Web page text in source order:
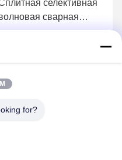
селективная
сварная
YS-320S для
for?